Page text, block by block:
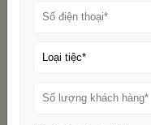
Bài viết mới nhất